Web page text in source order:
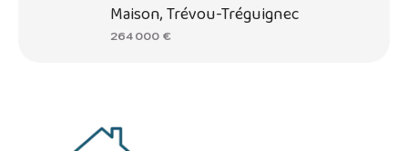
Maison, Trévou-Tréguignec
264 000 €